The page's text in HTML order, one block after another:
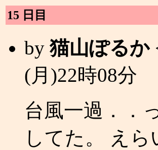
15 日目
by猫山ぽるか
(月)22時08分
台風一過．．
してた。 えら